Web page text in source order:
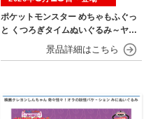
ポケットモンスター めちゃもふぐっ
と くつろぎタイムぬいぐるみ～ヤド